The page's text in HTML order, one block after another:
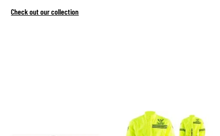
Check out our collection